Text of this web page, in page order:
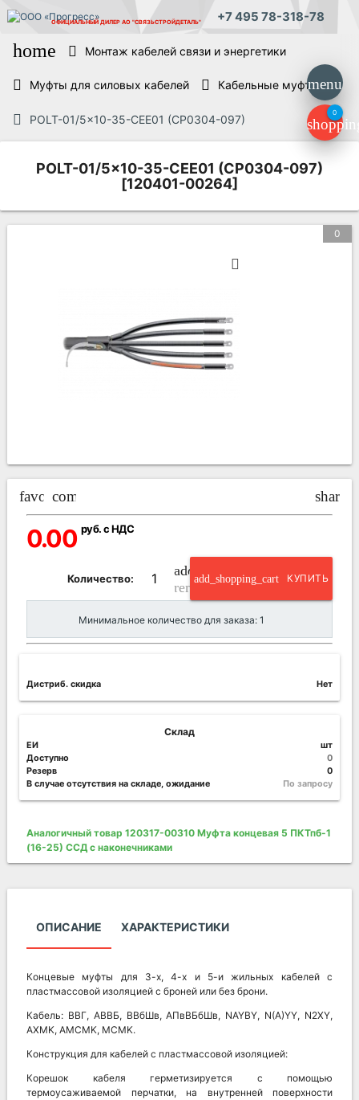
ОФИЦИАЛЬНЫЙ ДИЛЕР АО "СВЯЗЬСТРОЙДЕТАЛЬ" +7 495 78-318-78
menu
0
home Монтаж кабелей связи и энергетики
Муфты для силовых кабелей Кабельные муфты
POLT-01/5x10-35-CEE01 (CP0304-097)
POLT-01/5x10-35-CEE01 (CP0304-097)
[120401-00264]
0
favorite_border
compare_arrows share
0.00 руб. с НДС
Количество:
add_circle_outline
remove_circle_outline
add_shopping_cart КУПИТЬ
Минимальное количество для заказа: 1
Дистриб. скидка Нет
Склад
ЕИ
шт
Доступно
0
Резерв
0
В случае отсутствия на складе, ожидание
По запросу
Аналогичный товар 120317-00310 Муфта концевая 5 ПКТпб-1
(16-25) ССД с наконечниками
ОПИСАНИЕ ХАРАКТЕРИСТИКИ
Концевые муфты для 3-х, 4-х и 5-и жильных кабелей с
пластмассовой изоляцией с броней или без брони.
Кабель: ВВГ, АВВБ, ВВбШв, АПвВБбШв, NAYBY, N(A)YY, N2XY,
AXMK, AMCMK, MCMK.
Конструкция для кабелей с пластмассовой изоляцией:
Корешок кабеля герметизируется с помощью
термоусаживаемой перчатки, на внутренней поверхности